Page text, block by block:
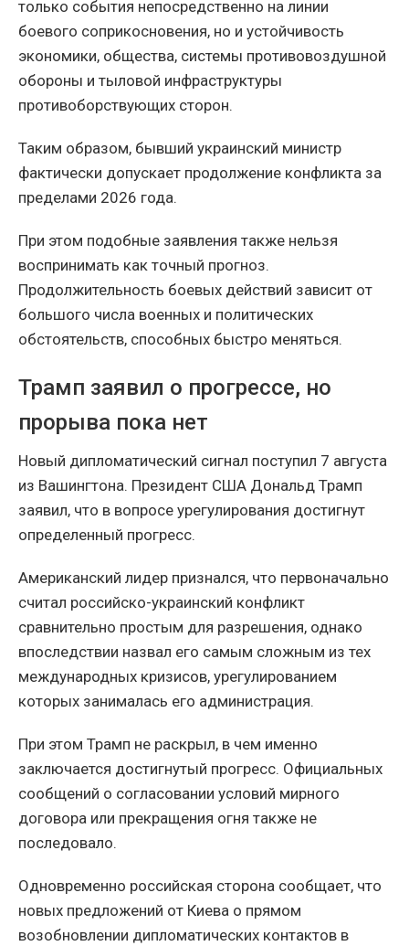
только события непосредственно на линии
боевого соприкосновения, но и устойчивость
экономики, общества, системы противовоздушной
обороны и тыловой инфраструктуры
противоборствующих сторон.
Таким образом, бывший украинский министр
фактически допускает продолжение конфликта за
пределами 2026 года.
При этом подобные заявления также нельзя
воспринимать как точный прогноз.
Продолжительность боевых действий зависит от
большого числа военных и политических
обстоятельств, способных быстро меняться.
Трамп заявил о прогрессе, но
прорыва пока нет
Новый дипломатический сигнал поступил 7 августа
из Вашингтона. Президент США Дональд Трамп
заявил, что в вопросе урегулирования достигнут
определенный прогресс.
Американский лидер признался, что первоначально
считал российско-украинский конфликт
сравнительно простым для разрешения, однако
впоследствии назвал его самым сложным из тех
международных кризисов, урегулированием
которых занималась его администрация.
При этом Трамп не раскрыл, в чем именно
заключается достигнутый прогресс. Официальных
сообщений о согласовании условий мирного
договора или прекращения огня также не
последовало.
Одновременно российская сторона сообщает, что
новых предложений от Киева о прямом
возобновлении дипломатических контактов в